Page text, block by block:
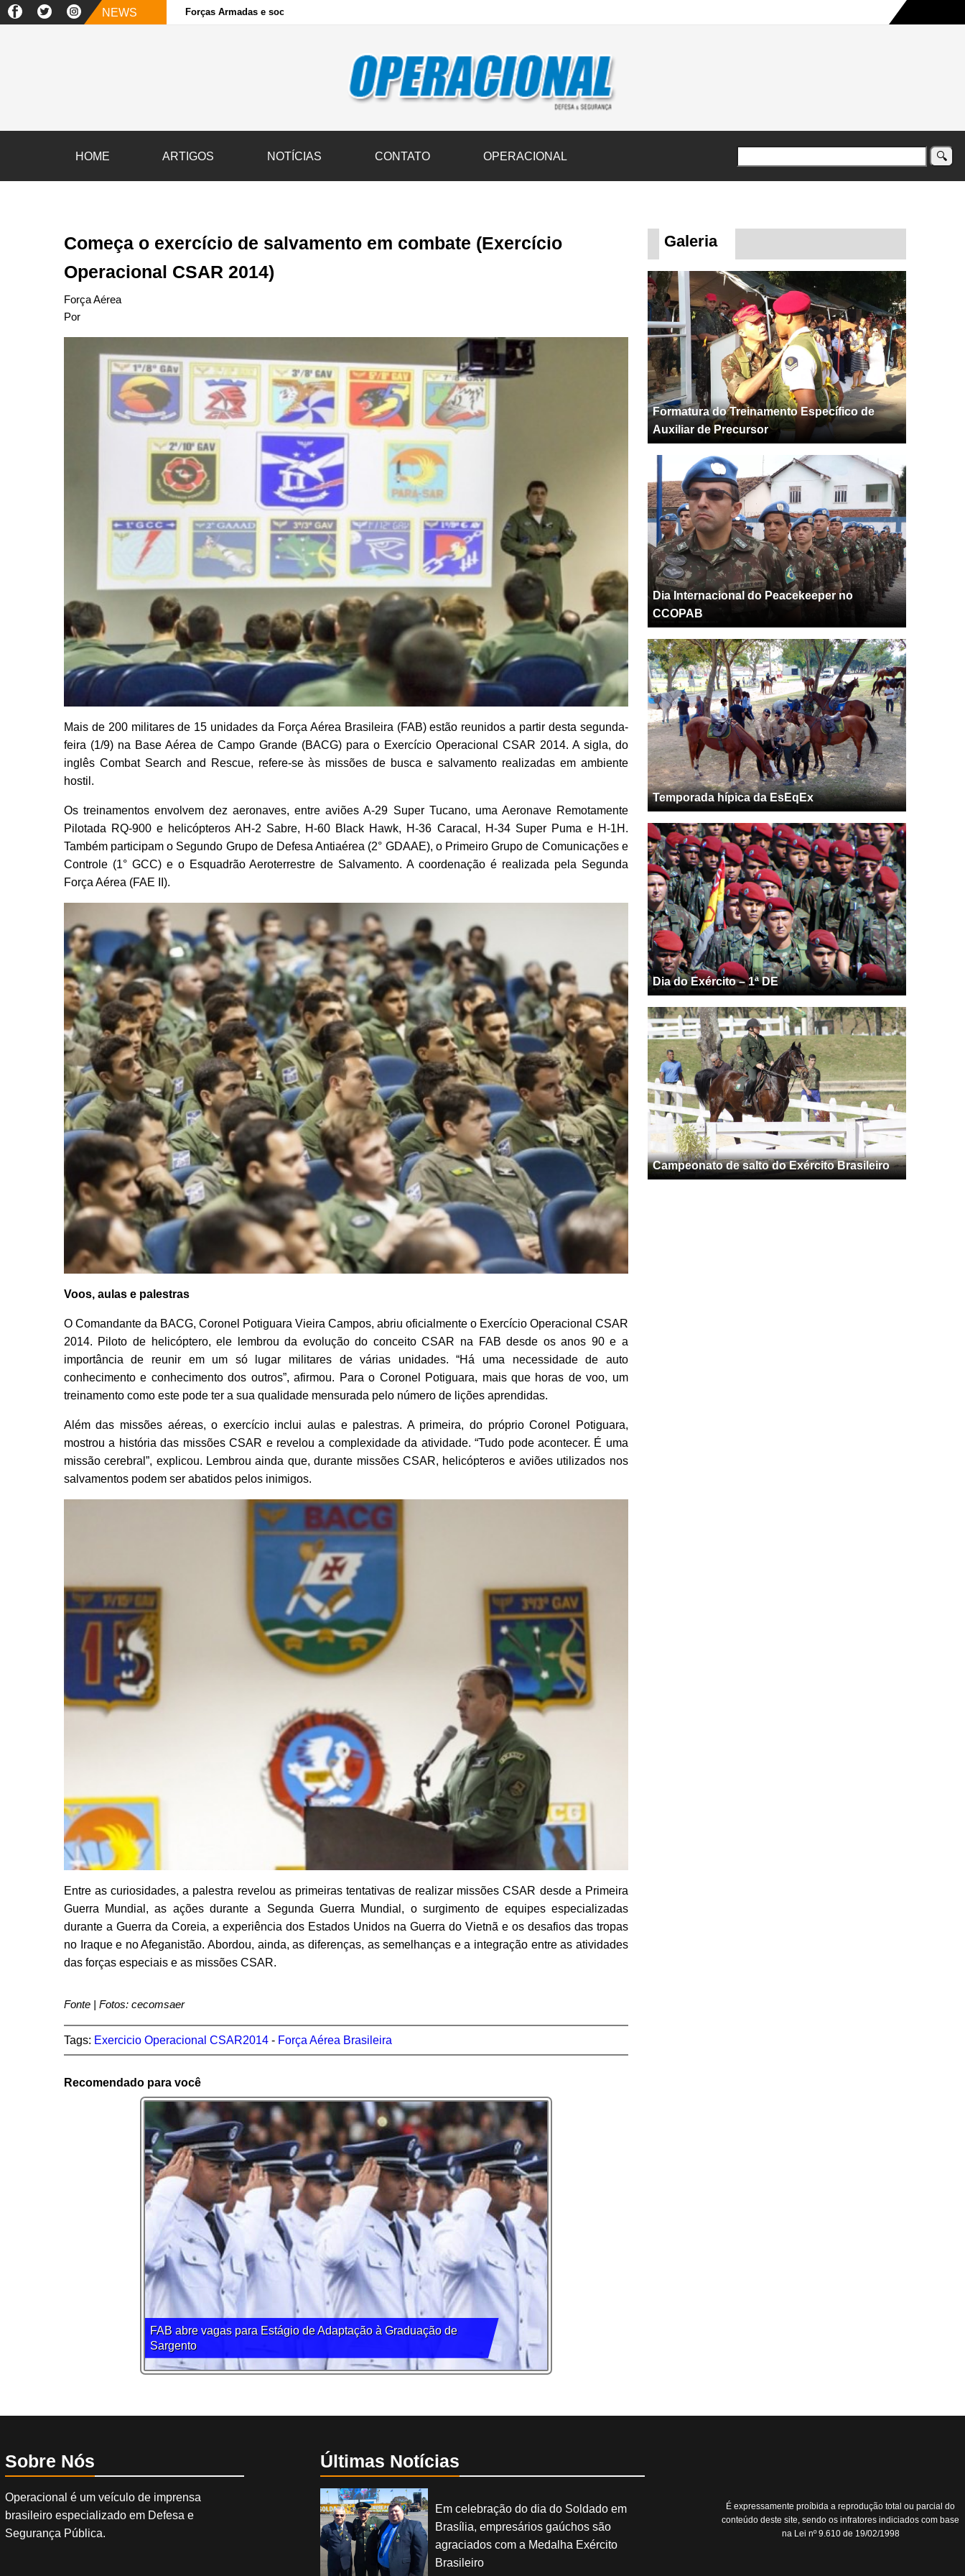
NEWS Forças Armadas e sociedade civil transportam 3,6 mil toneladas de donativos ao Rio Grande do Sul na maior campanha humanitária já registrada no país
HOME ARTIGOS NOTÍCIAS CONTATO OPERACIONAL
Começa o exercício de salvamento em combate (Exercício
Operacional CSAR 2014)
Força Aérea
Por
Mais de 200 militares de 15 unidades da Força Aérea Brasileira (FAB) estão reunidos a partir desta segunda-
feira (1/9) na Base Aérea de Campo Grande (BACG) para o Exercício Operacional CSAR 2014. A sigla, do
inglês Combat Search and Rescue, refere-se às missões de busca e salvamento realizadas em ambiente
hostil.
Os treinamentos envolvem dez aeronaves, entre aviões A-29 Super Tucano, uma Aeronave Remotamente
Pilotada RQ-900 e helicópteros AH-2 Sabre, H-60 Black Hawk, H-36 Caracal, H-34 Super Puma e H-1H.
Também participam o Segundo Grupo de Defesa Antiaérea (2° GDAAE), o Primeiro Grupo de Comunicações e
Controle (1° GCC) e o Esquadrão Aeroterrestre de Salvamento. A coordenação é realizada pela Segunda
Força Aérea (FAE II).
Voos, aulas e palestras
O Comandante da BACG, Coronel Potiguara Vieira Campos, abriu oficialmente o Exercício Operacional CSAR
2014. Piloto de helicóptero, ele lembrou da evolução do conceito CSAR na FAB desde os anos 90 e a
importância de reunir em um só lugar militares de várias unidades. “Há uma necessidade de auto
conhecimento e conhecimento dos outros”, afirmou. Para o Coronel Potiguara, mais que horas de voo, um
treinamento como este pode ter a sua qualidade mensurada pelo número de lições aprendidas.
Além das missões aéreas, o exercício inclui aulas e palestras. A primeira, do próprio Coronel Potiguara,
mostrou a história das missões CSAR e revelou a complexidade da atividade. “Tudo pode acontecer. É uma
missão cerebral”, explicou. Lembrou ainda que, durante missões CSAR, helicópteros e aviões utilizados nos
salvamentos podem ser abatidos pelos inimigos.
Entre as curiosidades, a palestra revelou as primeiras tentativas de realizar missões CSAR desde a Primeira
Guerra Mundial, as ações durante a Segunda Guerra Mundial, o surgimento de equipes especializadas
durante a Guerra da Coreia, a experiência dos Estados Unidos na Guerra do Vietnã e os desafios das tropas
no Iraque e no Afeganistão. Abordou, ainda, as diferenças, as semelhanças e a integração entre as atividades
das forças especiais e as missões CSAR.
Fonte | Fotos: cecomsaer
Tags: Exercicio Operacional CSAR2014- Força Aérea Brasileira
Recomendado para você
FAB abre vagas para Estágio de Adaptação à Graduação de
Sargento
Galeria
Formatura do Treinamento Específico de
Auxiliar de Precursor
Dia Internacional do Peacekeeper no
CCOPAB
Temporada hípica da EsEqEx
Dia do Exército – 1ª DE
Campeonato de salto do Exército Brasileiro
Sobre Nós
Operacional é um veículo de imprensa
brasileiro especializado em Defesa e
Segurança Pública.
Últimas Notícias
Em celebração do dia do Soldado em
Brasília, empresários gaúchos são
agraciados com a Medalha Exército
Brasileiro
É expressamente proíbida a reprodução total ou parcial do
conteúdo deste site, sendo os infratores indiciados com base
na Lei nº 9.610 de 19/02/1998